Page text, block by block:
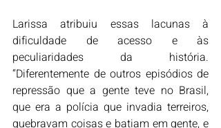
Larissa atribuiu essas lacunas à
dificuldade de acesso e às
peculiaridades da história.
“Diferentemente de outros episódios de
repressão que a gente teve no Brasil,
que era a polícia que invadia terreiros,
quebravam coisas e batiam em gente, e